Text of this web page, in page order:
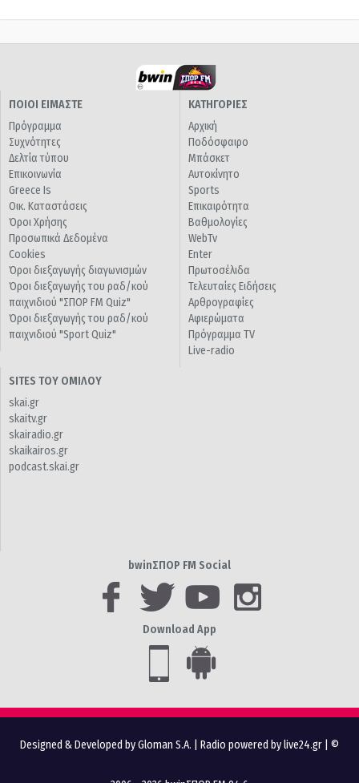
ΠΟΙΟΙ ΕΙΜΑΣΤΕ
Πρόγραμμα
Συχνότητες
Δελτία τύπου
Επικοινωνία
Greece Is
Οικ. Καταστάσεις
Όροι Χρήσης
Προσωπικά Δεδομένα
Cookies
Όροι διεξαγωγής διαγωνισμών
Όροι διεξαγωγής του ραδ/κού
παιχνιδιού "ΣΠΟΡ FM Quiz"
Όροι διεξαγωγής του ραδ/κού
παιχνιδιού "Sport Quiz"
ΚΑΤΗΓΟΡΙΕΣ
Αρχική
Ποδόσφαιρο
Μπάσκετ
Αυτοκίνητο
Sports
Επικαιρότητα
Βαθμολογίες
WebTv
Enter
Πρωτοσέλιδα
Τελευταίες Ειδήσεις
Αρθρογραφίες
Αφιερώματα
Πρόγραμμα TV
Live-radio
SITES ΤΟΥ ΟΜΙΛΟΥ
skai.gr
skaitv.gr
skairadio.gr
skaikairos.gr
podcast.skai.gr
bwinΣΠΟΡ FM Social
Download App
Designed & Developed by Gloman S.A. Radio powered by live24.gr | ©